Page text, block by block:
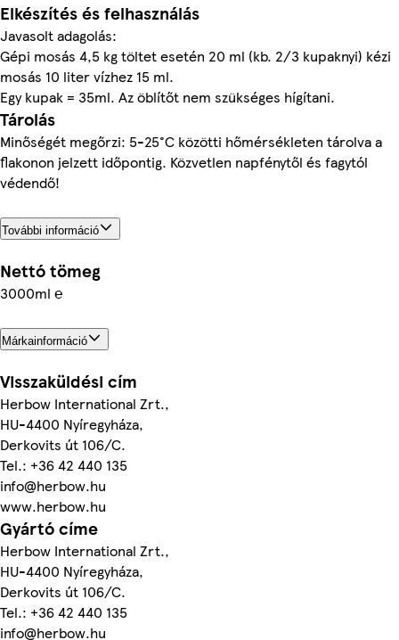
Elkészítés és felhasználás
Javasolt adagolás:
Gépi mosás 4,5 kg töltet esetén 20 ml (kb. 2/3 kupaknyi) kézi
mosás 10 liter vízhez 15 ml.
Egy kupak = 35ml. Az öblítőt nem szükséges hígítani.
Tárolás
Minőségét megőrzi: 5-25°C közötti hőmérsékleten tárolva a
flakonon jelzett időpontig. Közvetlen napfénytől és fagytól
védendő!
További információ
Nettó tömeg
3000ml ℮
Márkainformáció
Visszaküldési cím
Herbow International Zrt.,
HU-4400 Nyíregyháza,
Derkovits út 106/C.
Tel.: +36 42 440 135
info@herbow.hu
www.herbow.hu
Gyártó címe
Herbow International Zrt.,
HU-4400 Nyíregyháza,
Derkovits út 106/C.
Tel.: +36 42 440 135
info@herbow.hu